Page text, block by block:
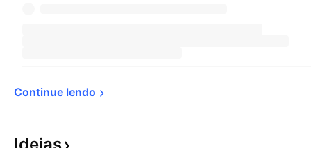
Continue lendo